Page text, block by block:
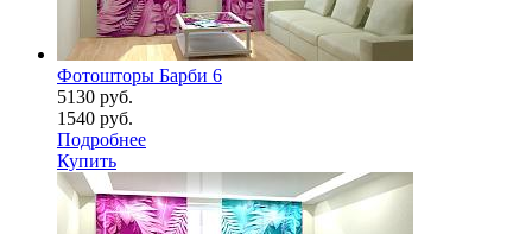
Фотошторы Барби 6
5130 руб.
1540 руб.
Подробнее
Купить